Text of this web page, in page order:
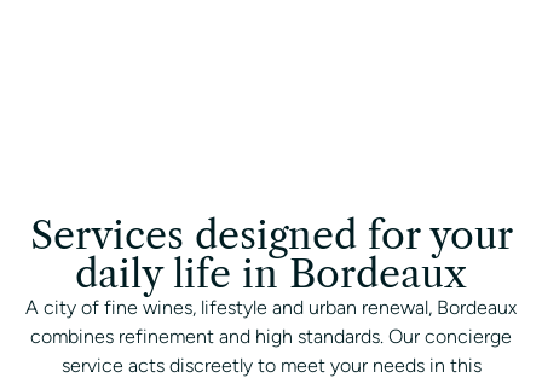
Services designed for your
daily life in Bordeaux
A city of fine wines, lifestyle and urban renewal, Bordeaux
combines refinement and high standards. Our concierge
service acts discreetly to meet your needs in this